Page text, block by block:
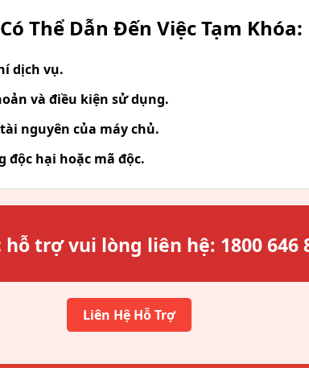
Thể Dẫn Đến Việc Tạm Khóa:
dịch vụ.
và điều kiện sử dụng.
nguyên của máy chủ.
độc hại hoặc mã độc.
trợ vui lòng liên hệ: 1800 646
Liên Hệ Hỗ Trợ